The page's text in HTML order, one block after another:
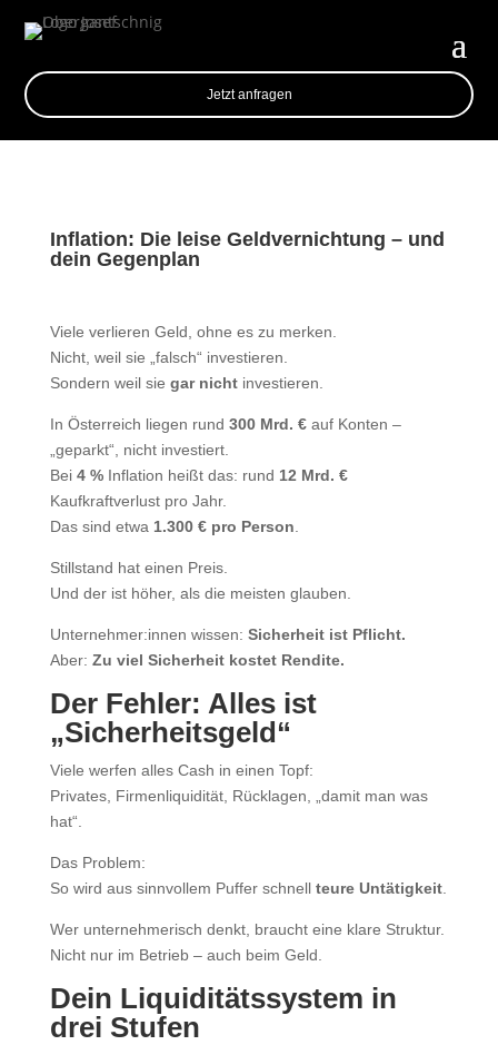
Jetzt anfragen
Inflation: Die leise Geldvernichtung – und
dein Gegenplan
Viele verlieren Geld, ohne es zu merken.
Nicht, weil sie „falsch“ investieren.
Sondern weil sie gar nichtinvestieren.
In Österreich liegen rund 300 Mrd. €auf Konten –
„geparkt“, nicht investiert.
Bei 4 %Inflation heißt das: rund 12 Mrd. €
Kaufkraftverlust pro Jahr.
Das sind etwa 1.300 € pro Person
Stillstand hat einen Preis.
Und der ist höher, als die meisten glauben.
Unternehmer:innen wissen: Sicherheit ist Pflicht.
Aber: Zu viel Sicherheit kostet Rendite.
Der Fehler: Alles ist
„Sicherheitsgeld“
Viele werfen alles Cash in einen Topf:
Privates, Firmenliquidität, Rücklagen, „damit man was
hat“.
Das Problem:
So wird aus sinnvollem Puffer schnell teure Untätigkeit.
Wer unternehmerisch denkt, braucht eine klare Struktur.
Nicht nur im Betrieb – auch beim Geld.
Dein Liquiditätssystem in
drei Stufen